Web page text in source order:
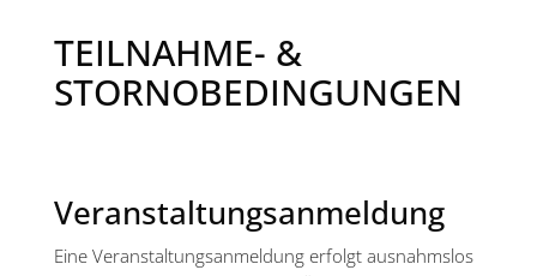
TEILNAHME- &
STORNOBEDINGUNGEN
Veranstaltungsanmeldung
Eine Veranstaltungsanmeldung erfolgt ausnahmslos